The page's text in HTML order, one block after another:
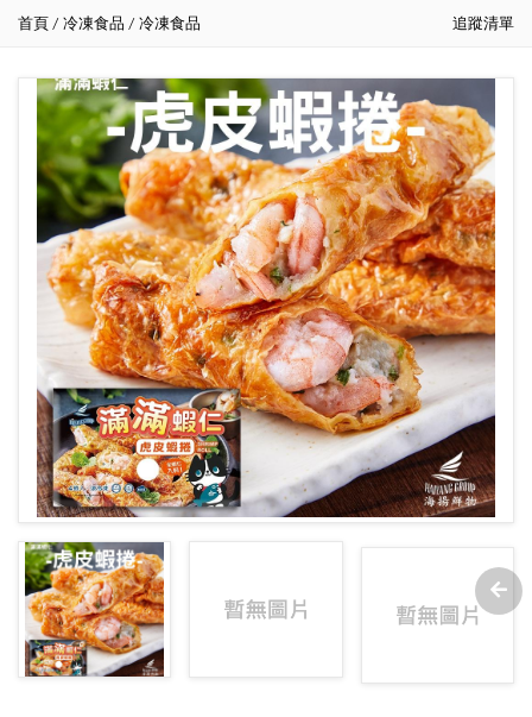
首頁 / 冷凍食品 / 冷凍食品 追蹤清單